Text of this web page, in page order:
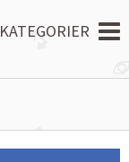
KATEGORIER